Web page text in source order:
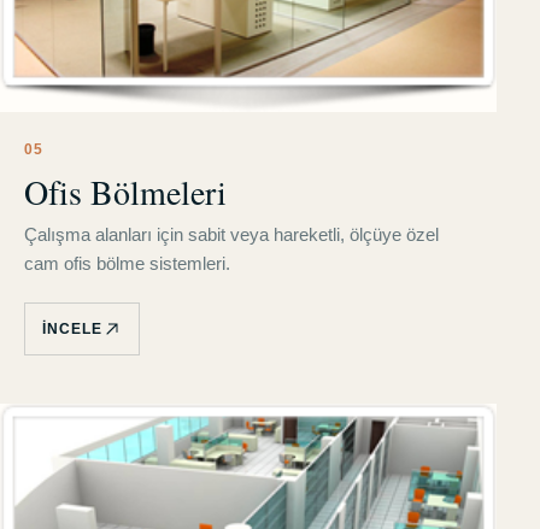
05
Ofis Bölmeleri
Çalışma alanları için sabit veya hareketli, ölçüye özel
cam ofis bölme sistemleri.
İNCELE